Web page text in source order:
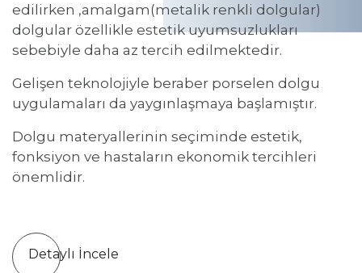
edilirken ,amalgam(metalik renkli dolgular)
dolgular özellikle estetik uyumsuzlukları
sebebiyle daha az tercih edilmektedir.
Gelişen teknolojiyle beraber porselen dolgu
uygulamaları da yaygınlaşmaya başlamıştır.
Dolgu materyallerinin seçiminde estetik,
fonksiyon ve hastaların ekonomik tercihleri
önemlidir.
Detaylı İncele